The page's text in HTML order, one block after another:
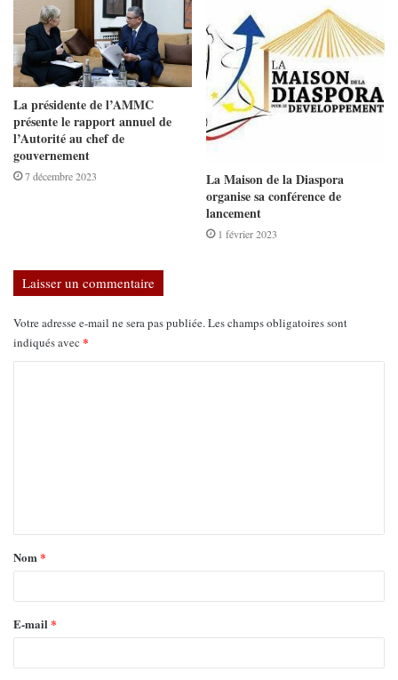
La présidente de l’AMMC
présente le rapport annuel de
l’Autorité au chef de
gouvernement
7 décembre 2023
La Maison de la Diaspora
organise sa conférence de
lancement
1 février 2023
Laisser un commentaire
Votre adresse e-mail ne sera pas publiée.Les champs obligatoires sont
indiqués avec *
Nom *
E-mail *